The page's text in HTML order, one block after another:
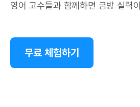
영어 고수들과 함께하면 금방 실력
무료 체험하기